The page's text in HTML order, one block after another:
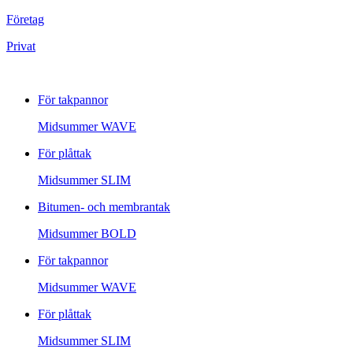
Företag
Privat
För takpannor
MidsummerWAVE
För plåttak
Midsummer SLIM
Bitumen- och membrantak
MidsummerBOLD
För takpannor
MidsummerWAVE
För plåttak
Midsummer SLIM